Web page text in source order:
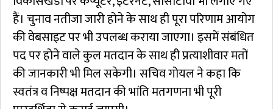
हैं। चुनाव नतीजा जारी होने के साथ ही पूरा परिणाम आयोग
की वेबसाइट पर भी उपलब्ध कराया जाएगा। इसमें संबंधित
पद पर होने वाले कुल मतदान के साथ ही प्रत्याशीवार मतों
की जानकारी भी मिल सकेगी। सचिव गोयल ने कहा कि
स्वतंत्र व निष्पक्ष मतदान की भांति मतगणना भी पूरी